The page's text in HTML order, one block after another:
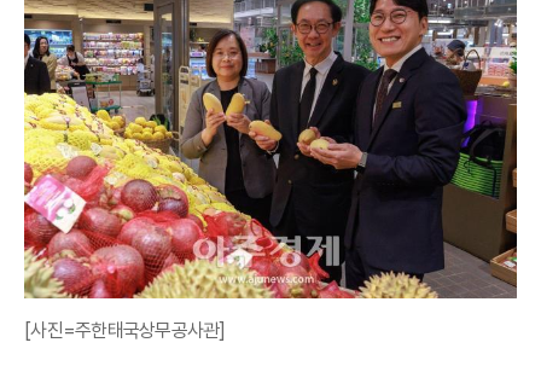
[사진=주한태국상무공사관]